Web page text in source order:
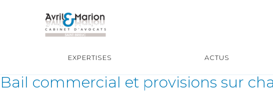
EXPERTISES ACTUS
Bail commercial et provisions sur